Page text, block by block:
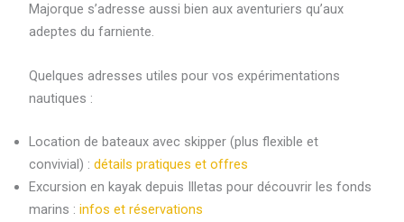
Majorque s’adresse aussi bien aux aventuriers qu’aux
adeptes du farniente.
Quelques adresses utiles pour vos expérimentations
nautiques :
Location de bateaux avec skipper (plus flexible et
convivial) : détails pratiques et offres
Excursion en kayak depuis Illetas pour découvrir les fonds
marins : infos et réservations